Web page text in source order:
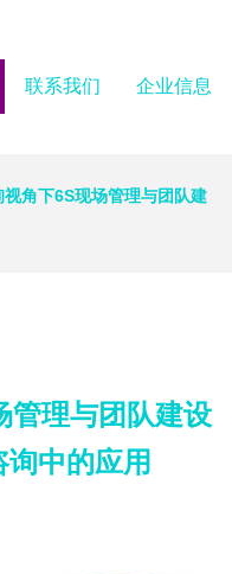
联系我们 企业信息
视角下6S现场管理与团队建
管理与团队建设
中的应用